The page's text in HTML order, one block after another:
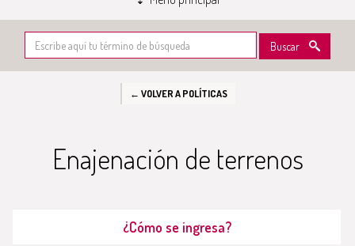
Buscar
← VOLVER A POLÍTICAS
Enajenación de terrenos
¿Cómo se ingresa?